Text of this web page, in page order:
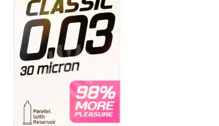
دمنوش و بخورهای گیاهی دمنوش و بخورهای گیاهی
عرقیات گیاهی عرقیات گیاهی
شربت های گیاهی شربت های گیاهی